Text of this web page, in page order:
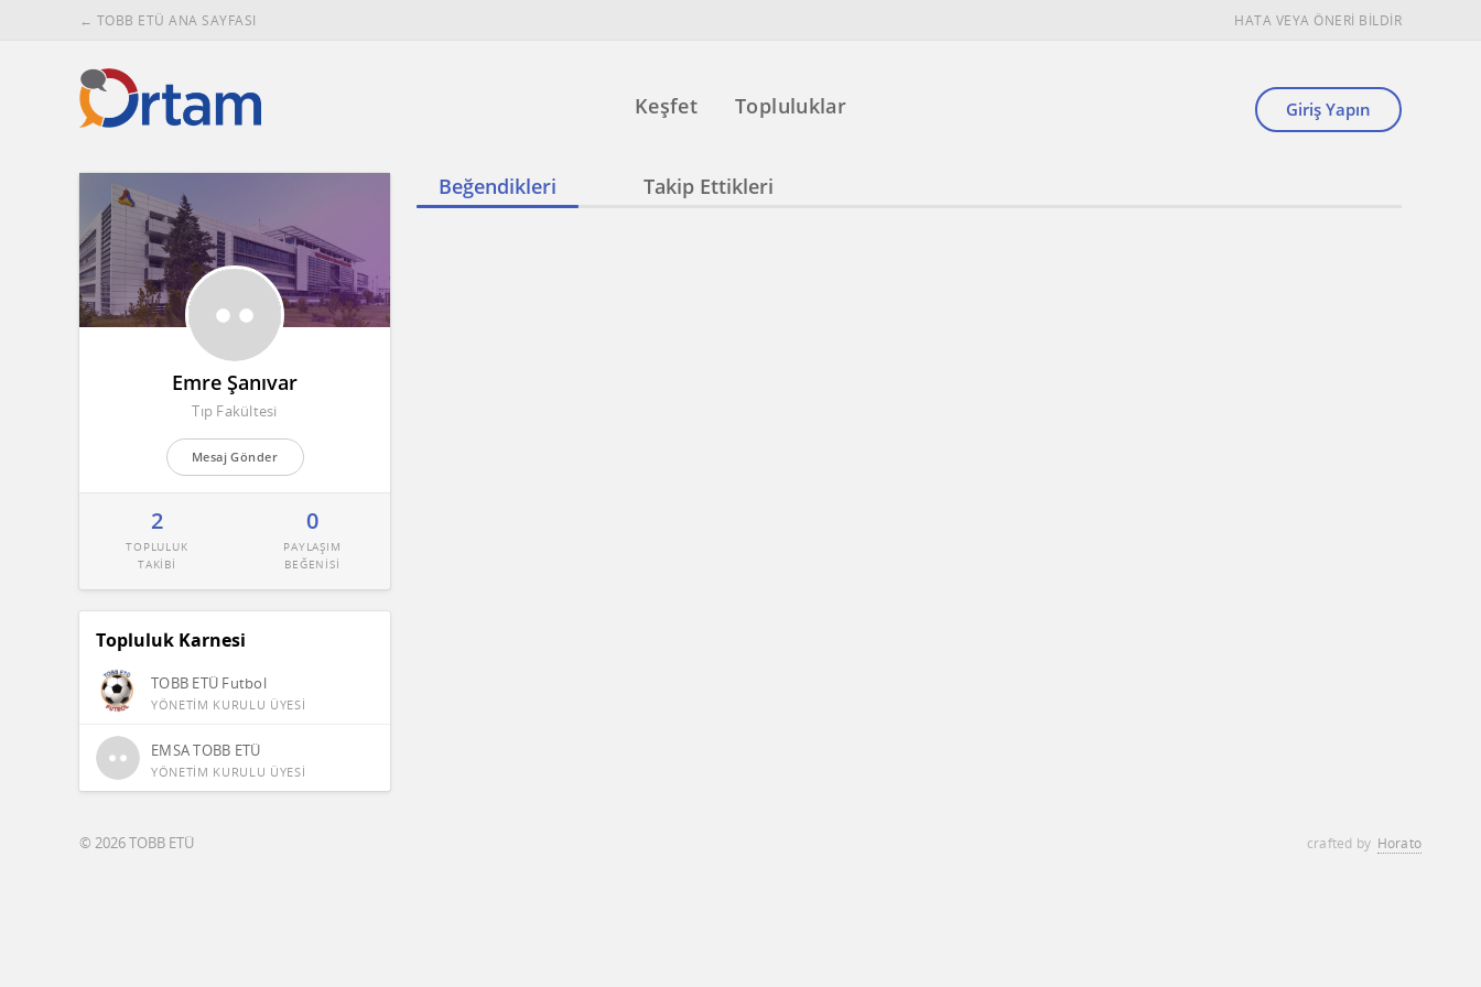
← TOBB ETÜ ANA SAYFASI HATA VEYA ÖNERİ BİLDİR
Keşfet Topluluklar
Emre Şanıvar
Tıp Fakültesi
Mesaj Gönder
2
TOPLULUK
TAKİBİ
0
PAYLAŞIM
BEĞENİSİ
Topluluk Karnesi
TOBB ETÜ Futbol
YÖNETİM KURULU ÜYESİ
EMSA TOBB ETÜ
YÖNETİM KURULU ÜYESİ
Beğendikleri Takip Ettikleri
Giriş Yapın
© 2026 TOBB ETÜ crafted by Horato